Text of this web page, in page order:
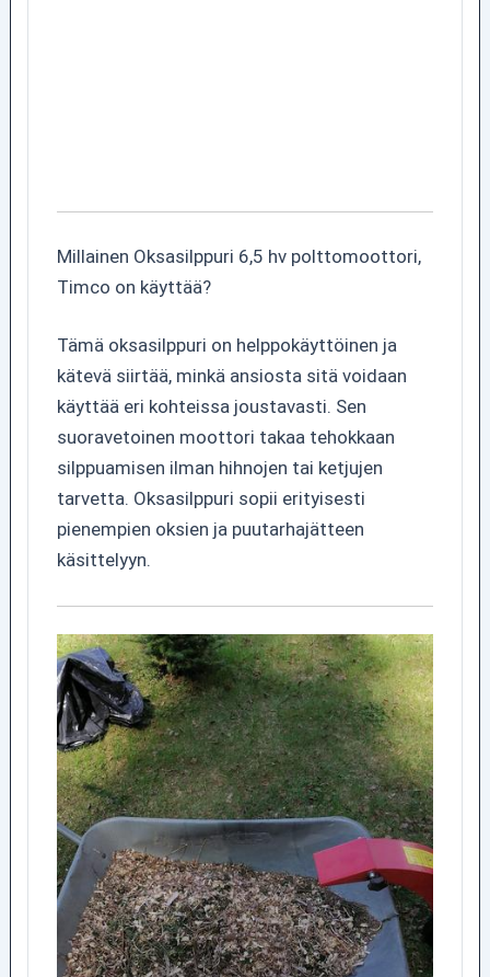
Millainen Oksasilppuri 6,5 hv polttomoottori,
Timco on käyttää?
Tämä oksasilppuri on helppokäyttöinen ja
kätevä siirtää, minkä ansiosta sitä voidaan
käyttää eri kohteissa joustavasti. Sen
suoravetoinen moottori takaa tehokkaan
silppuamisen ilman hihnojen tai ketjujen
tarvetta. Oksasilppuri sopii erityisesti
pienempien oksien ja puutarhajätteen
käsittelyyn.